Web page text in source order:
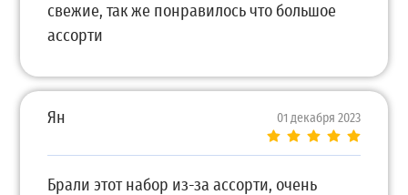
свежие, так же понравилось что большое
ассорти
Ян 01 декабря 2023
Брали этот набор из-за ассорти, очень